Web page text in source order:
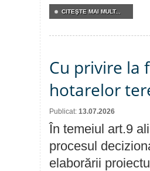
CITEŞTE MAI MULT...
Cu privire la
hotarelor
Publicat: 13.07.2026
În temeiul art.9
procesul
elaborării